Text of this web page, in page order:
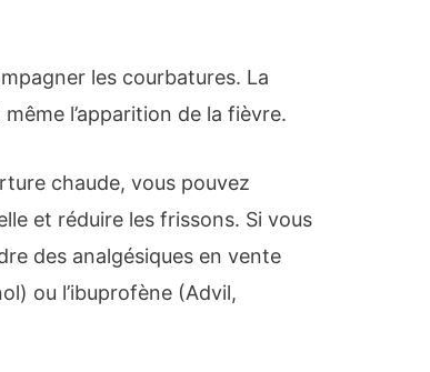
les courbatures. La
l’apparition de la fièvre.
chaude, vous pouvez
et réduire les frissons. Si vous
des analgésiques en vente
ou l’ibuprofène (Advil,